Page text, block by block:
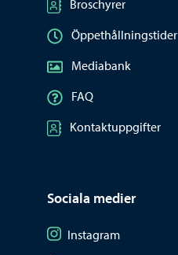
Broschyrer
Öppethållningstider
Mediabank
FAQ
Kontaktuppgifter
Sociala medier
Följ på Instagram
Instagram